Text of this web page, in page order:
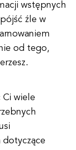
wstępnych
źle w
od tego,
Ci wiele
dotyczące